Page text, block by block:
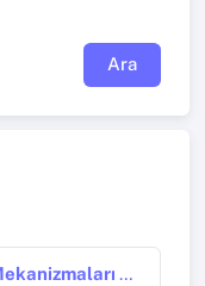
Ara
Bölgesel İş Birliği Mekanizmaları Kırgızistan Dış Politikasını Nasıl Şekillendiriyor?